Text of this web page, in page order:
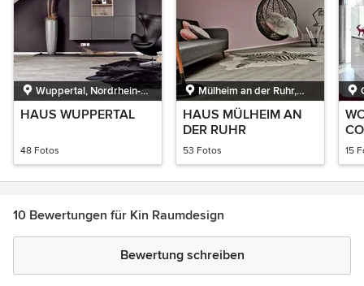
Wuppertal, Nordrhein-
Westfalen
HAUS WUPPERTAL
48 Fotos
Mülheim an der Ruhr,
Nordrhein-Westfalen
HAUS MÜLHEIM AN
DER RUHR
53 Fotos 15
10 Bewertungen für Kin Raumdesign
Bewertung schreiben